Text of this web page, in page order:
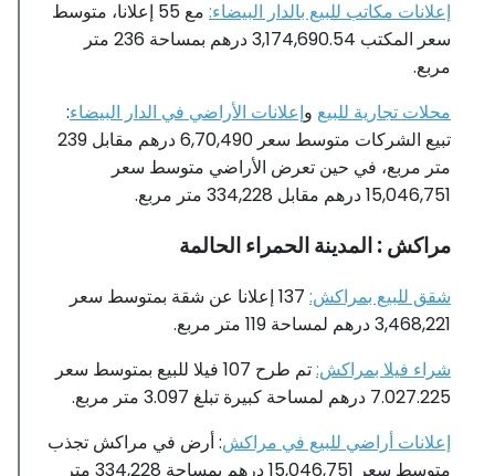
إعلانات مكاتب للبيع بالدار البيضاء:
مع 55 إعلانا، متوسط ​​
سعر المكتب 3,174,690.54 درهم بمساحة 236 متر
مربع.
محلات تجارية للبيع وإعلانات الأراضي في الدار البيضاء:
تبيع الشركات متوسط ​​سعر 6,70,490 درهم مقابل 239
متر مربع، في حين تعرض الأراضي متوسط ​​سعر
15,046,751 درهم مقابل 334,228 متر مربع.
مراكش : المدينة الحمراء الحالمة
شقق للبيع بمراكش:
137 إعلانا عن شقة بمتوسط ​​سعر
3,468,221 درهم لمساحة 119 متر مربع.
شراء فيلا بمراكش:
تم طرح 107 فيلا للبيع بمتوسط ​​سعر
7.027.225 درهم لمساحة كبيرة تبلغ 3.097 متر مربع.
إعلانات أراضي للبيع في مراكش: أرض في مراكش تجذب
متوسط ​​سعر 15,046,751 درهم بمساحة 334,228 متر